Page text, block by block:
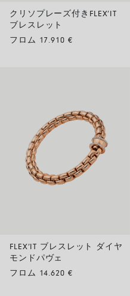
クリソプレーズ付きFLEX’IT
ブレスレット
フロム 17.910 €
FLEX’IT ブレスレット ダイヤ
モンドパヴェ
フロム 14.620 €